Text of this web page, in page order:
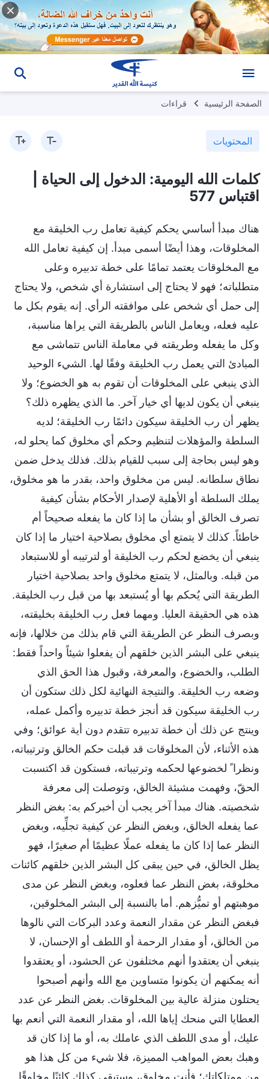
الصفحة الرئيسية قراءات
المحتويات
كلمات الله اليومية: الدخول إلى الحياة |
اقتباس 577
هناك مبدأ أساسي يحكم كيفية تعامل رب الخليقة مع
المخلوقات، وهذا أيضًا أسمى مبدأ. إن كيفية تعامل الله
مع المخلوقات يعتمد تمامًا على خطة تدبيره وعلى
متطلباته؛ فهو لا يحتاج إلى استشارة أي شخص، ولا يحتاج
إلى حمل أي شخص على موافقته الرأي. إنه يقوم بكل ما
عليه فعله، ويعامل الناس بالطريقة التي يراها مناسبة،
وكل ما يفعله وطريقته في معاملة الناس تتماشى مع
المبادئ التي يعمل رب الخليقة وفقًا لها. الشيء الوحيد
الذي ينبغي على المخلوقات أن تقوم به هو الخضوع؛ ولا
ينبغي أن يكون لديها أي خيار آخر. ما الذي يظهره ذلك؟
يظهر أن رب الخليقة سيكون دائمًا رب الخليقة؛ لديه
السلطة والمؤهلات لتنظيم وحكم أي مخلوق كما يحلو له،
وهو ليس بحاجة إلى سبب للقيام بذلك. فذلك يدخل ضمن
نطاق سلطانه. ليس من مخلوق واحد، بقدر ما هو مخلوق،
يملك السلطة أو الأهلية لإصدار الأحكام بشأن كيفية
تصرف الخالق أو بشأن ما إذا كان ما يفعله صحيحاً أم
خاطئاً. كذلك لا يتمتع أي مخلوق بصلاحية اختيار ما إذا كان
ينبغي أن يخضع لحكم رب الخليقة أو لترتيبه أو للاستبعاد
من قبله. وبالمثل، لا يتمتع مخلوق واحد بصلاحية اختيار
الطريقة التي يُحكم بها أو يُستبعد بها من قبل رب الخليقة.
هذه هي الحقيقة العليا. ومهما فعل رب الخليقة بخليقته،
وبصرف النظر عن الطريقة التي قام بذلك من خلالها، فإنه
ينبغي على البشر الذين خلقهم أن يفعلوا شيئاً واحداً فقط:
الطلب، والخضوع، والمعرفة، وقبول هذا الحق الذي
وضعه رب الخليقة. والنتيجة النهائية لكل ذلك ستكون أن
رب الخليقة سيكون قد أنجز خطة تدبيره وأكمل عمله،
وينتج عن ذلك أن خطة تدبيره تتقدم دون أية عوائق؛ وفي
هذه الأثناء، لأن المخلوقات قد قبلت حكم الخالق وترتيباته،
ونظرا ً لخضوعها لحكمه وترتيباته، فستكون قد اكتسبت
الحقّ، وفهمت مشيئة الخالق، وتوصلت إلى معرفة
شخصيته. هناك مبدأ آخر يجب أن أخبركم به: بغض النظر
عما يفعله الخالق، وبغض النظر عن كيفية تجلِّيه، وبغض
النظر عما إذا كان ما يفعله عملًا عظيمًا أم صغيرًا، فهو
يظل الخالق، في حين يبقى كل البشر الذين خلقهم كائنات
مخلوقة، بغض النظر عما فعلوه، وبغض النظر عن مدى
موهبتهم أو تميُّزهم. أما بالنسبة إلى البشر المخلوقين،
فبغض النظر عن مقدار النعمة وعدد البركات التي نالوها
من الخالق، أو مقدار الرحمة أو اللطف أو الإحسان، لا
ينبغي أن يعتقدوا أنهم مختلفون عن الحشود، أو يعتقدوا
أنه يمكنهم أن يكونوا متساوين مع الله وأنهم أصبحوا
يحتلون منزلة عالية بين المخلوقات. بغض النظر عن عدد
العطايا التي منحك إياها الله، أو مقدار النعمة التي أنعم بها
عليك، أو مدى اللطف الذي عاملك به، أو ما إذا كان قد
وهبك بعض المواهب المميزة، فلا شيء من كل هذا هو
من ممتلكاتك؛ فأنت مخلوق، وستبقى كذلك كائنًا مخلوقًا